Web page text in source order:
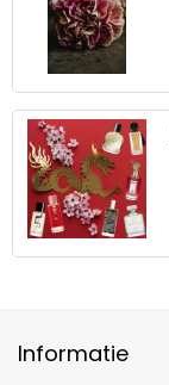
Informatie